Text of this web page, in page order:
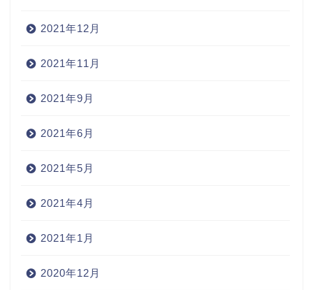
2021年12月
2021年11月
2021年9月
2021年6月
2021年5月
2021年4月
2021年1月
2020年12月